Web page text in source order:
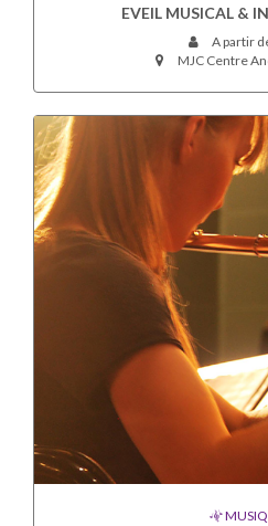
EVEIL MUSICAL &
A partir
MJC Centre